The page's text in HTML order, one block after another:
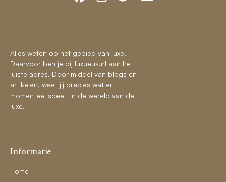
Alles weten op het gebied van luxe.
Daarvoor ben je bij luxueus.nl aan het
juiste adres. Door middel van blogs en
artikelen, weet jij precies wat er
momenteel speelt in de wereld van de
luxe.
Informatie
Home